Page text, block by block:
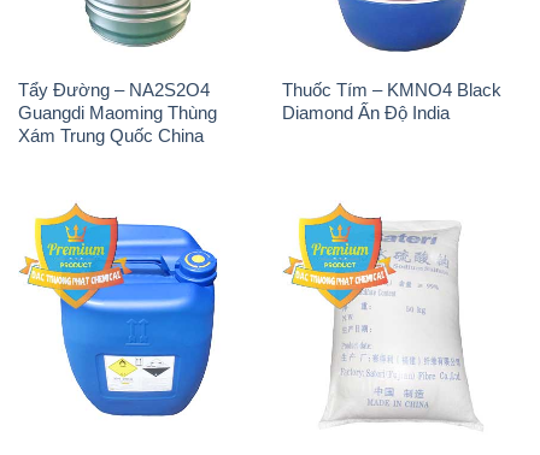
Tẩy Đường – NA2S2O4
Guangdi Maoming Thùng
Xám Trung Quốc China
Thuốc Tím – KMNO4 Black
Diamond Ấn Độ India